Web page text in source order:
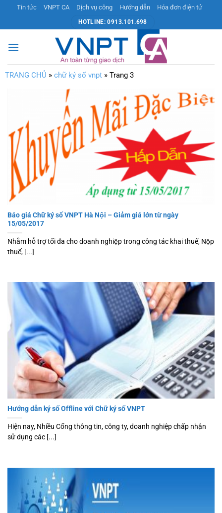
nội
dung
Tin tức VNPT CA Dịch vụ công Hướng dẫn Hóa đơn điện tử
HOTLINE: 0913.101.698
TRANG CHỦ » chữ ký số vnpt» Trang 3
Báo giá Chữ ký số VNPT Hà Nội – Giảm giá lớn từ ngày
15/05/2017
Nhằm hỗ trợ tối đa cho doanh nghiệp trong công tác khai thuế, Nộp
thuế, [...]
Hướng dẫn ký số Offline với Chữ ký số VNPT
Hiện nay, Nhiều Cổng thông tin, công ty, doanh nghiệp chấp nhận
sử dụng các [...]